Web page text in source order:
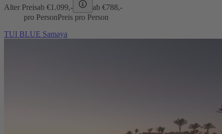
Alter Preisab €1.099,- ab €788,-
pro PersonPreis pro Person
TUI BLUE Samaya